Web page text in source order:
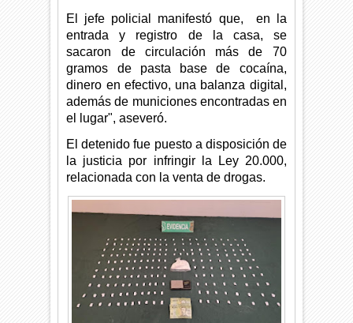
El jefe policial manifestó que, en la
entrada y registro de la casa, se
sacaron de circulación más de 70
gramos de pasta base de cocaína,
dinero en efectivo, una balanza digital,
además de municiones encontradas en
el lugar", aseveró.
El detenido fue puesto a disposición de
la justicia por infringir la Ley 20.000,
relacionada con la venta de drogas.